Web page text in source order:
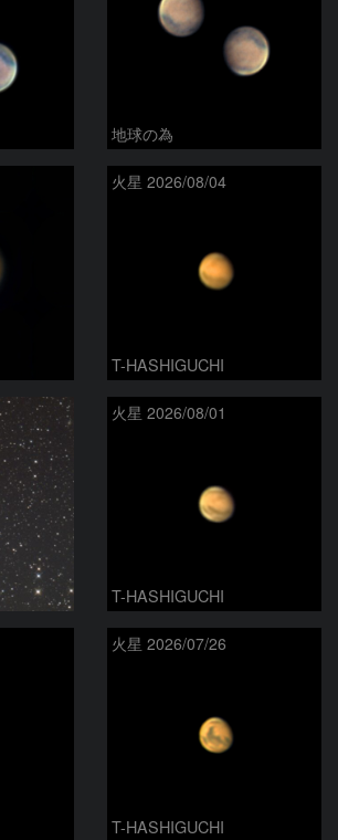
地球の為
火星 2026/08/04
T-HASHIGUCHI
火星 2026/08/01
T-HASHIGUCHI
火星 2026/07/26
T-HASHIGUCHI